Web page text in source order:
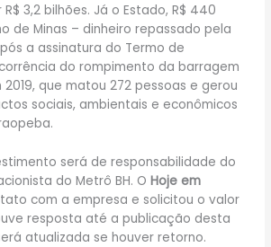
3,2 bilhões. Já o Estado, R$ 440
de Minas – dinheiro repassado pela
a assinatura do Termo de
do rompimento da barragem
que matou 272 pessoas e gerou
sociais, ambientais e econômicos
será de responsabilidade do
do Metrô BH. OHoje em
com a empresa e solicitou o valor
resposta até a publicação desta
atualizada se houver retorno.